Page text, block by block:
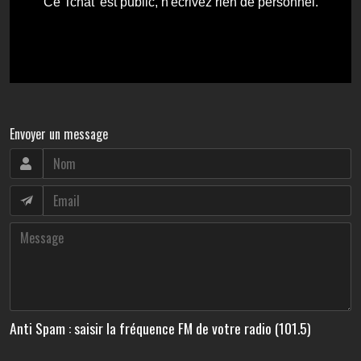
Envoyer un message
Anti Spam : saisir la fréquence FM de votre radio (101.5)